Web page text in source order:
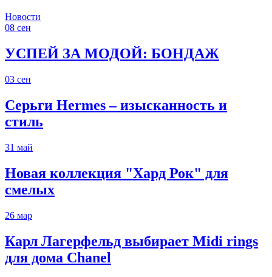
Новости
08 сен
УСПЕЙ ЗА МОДОЙ: БОНДАЖ
03 сен
Серьги Hermes – изысканность и
стиль
31 май
Новая коллекция "Хард Рок" для
смелых
26 мар
Карл Лагерфельд выбирает Midi rings
для дома Chanel